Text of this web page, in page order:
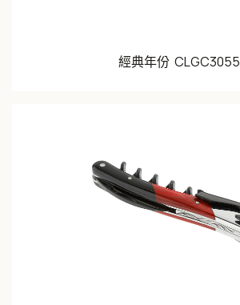
經典年份 CLGC3055